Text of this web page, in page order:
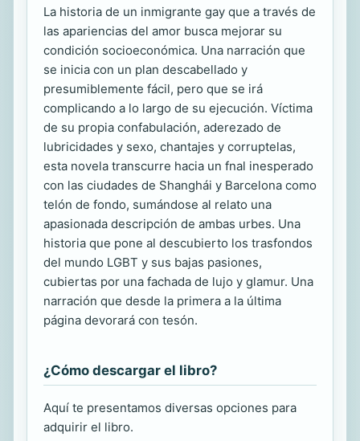
La historia de un inmigrante gay que a través de
las apariencias del amor busca mejorar su
condición socioeconómica. Una narración que
se inicia con un plan descabellado y
presumiblemente fácil, pero que se irá
complicando a lo largo de su ejecución. Víctima
de su propia confabulación, aderezado de
lubricidades y sexo, chantajes y corruptelas,
esta novela transcurre hacia un fnal inesperado
con las ciudades de Shanghái y Barcelona como
telón de fondo, sumándose al relato una
apasionada descripción de ambas urbes. Una
historia que pone al descubierto los trasfondos
del mundo LGBT y sus bajas pasiones,
cubiertas por una fachada de lujo y glamur. Una
narración que desde la primera a la última
página devorará con tesón.
¿Cómo descargar el libro?
Aquí te presentamos diversas opciones para
adquirir el libro.